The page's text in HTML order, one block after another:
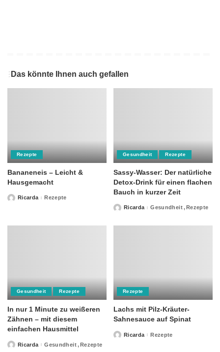
Das könnte Ihnen auch gefallen
Rezepte
Bananeneis – Leicht &
Hausgemacht
PostedRicarda Rezepte
Gesundheit Rezepte
Sassy-Wasser: Der natürliche
Detox-Drink für einen flachen
Bauch in kurzer Zeit
PostedRicarda Gesundheit Rezepte
Gesundheit Rezepte
In nur 1 Minute zu weißeren
Zähnen – mit diesem
einfachen Hausmittel
PostedRicarda Gesundheit Rezepte
Rezepte
Lachs mit Pilz-Kräuter-
Sahnesauce auf Spinat
PostedRicarda Rezepte